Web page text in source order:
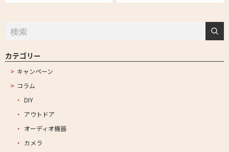
カテゴリー
キャンペーン
コラム
DIY
アウトドア
オーディオ機器
カメラ